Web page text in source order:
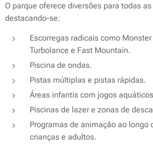
O parque oferece diversões para todas
destacando-se:
Escorregas radicais como
Turbolance e Fast Mountain.
Piscina de ondas.
Pistas múltiplas e pistas rápidas.
Áreas infantis com jogos
Piscinas de lazer e zonas de
Programas de animação ao longo
crianças e adultos.